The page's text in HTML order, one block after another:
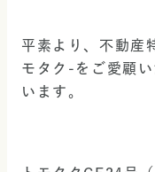
平素より、不動産
モタク-をご愛顧
います。